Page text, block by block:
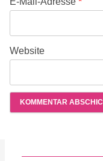
Website